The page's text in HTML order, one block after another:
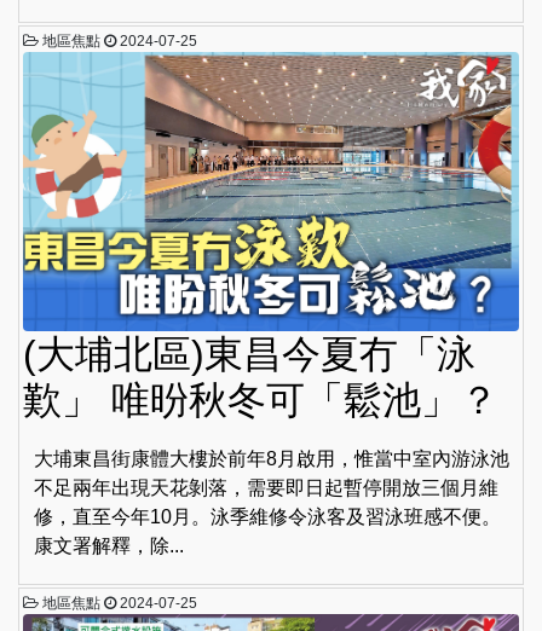
地區焦點 2024-07-25
(大埔北區)東昌今夏冇「泳
歎」 唯昐秋冬可「鬆池」？
大埔東昌街康體大樓於前年8月啟用，惟當中室內游泳池
不足兩年出現天花剝落，需要即日起暫停開放三個月維
修，直至今年10月。泳季維修令泳客及習泳班感不便。
康文署解釋，除...
地區焦點 2024-07-25